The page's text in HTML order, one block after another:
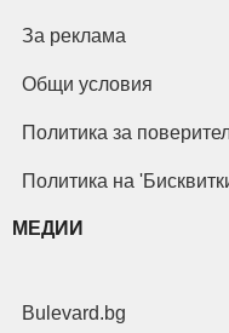
За реклама
Общи условия
Политика за
Политика на
МЕДИИ
Bulevard.bg